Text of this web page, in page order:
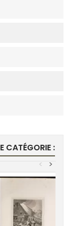
CATÉGORIE :
>
<